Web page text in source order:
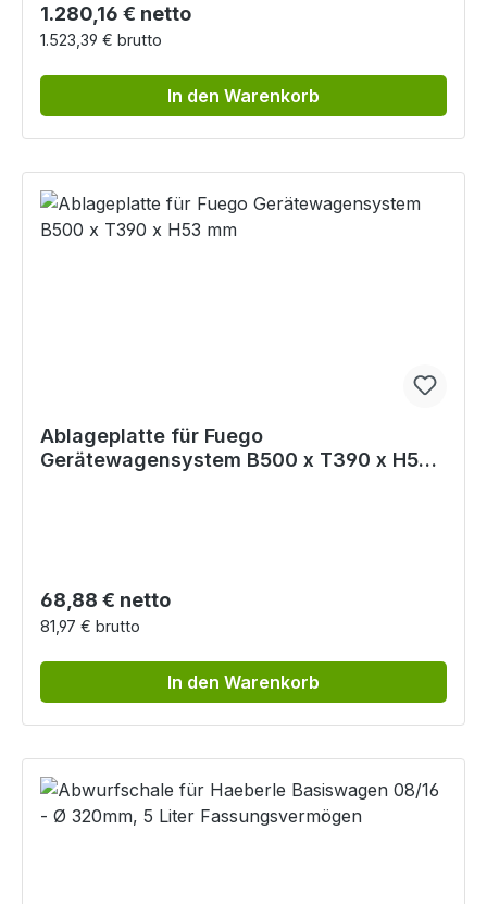
Regulärer Preis:
1.280,16 € netto
1.523,39 € brutto
In den Warenkorb
Ablageplatte für Fuego
Gerätewagensystem B500 x T390 x H53
Regulärer Preis:
68,88 € netto
81,97 € brutto
In den Warenkorb